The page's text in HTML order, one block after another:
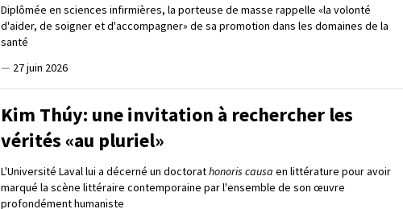
Diplômée en sciences infirmières, la porteuse de masse rappelle «la volonté
d'aider, de soigner et d'accompagner» de sa promotion dans les domaines de la
santé
— 27 juin 2026
Kim Thúy: une invitation à rechercher les
vérités «au pluriel»
L'Université Laval lui a décerné un doctorathonoris causa en littérature pour avoir
marqué la scène littéraire contemporaine par l'ensemble de son œuvre
profondément humaniste